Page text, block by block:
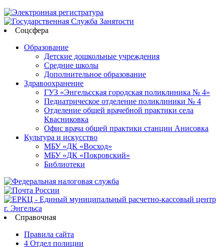
Соцсфера
Образование
Детские дошкольные учреждения
Средние школы
Дополнительное образование
Здравоохранение
ГУЗ «Энгельсская городская поликлиника № 4»
Педиатрическое отделение поликлиники № 4
Отделение общей врачебной практики села
Квасниковка
Офис врача общей практики станции Анисовка
Культура и искусство
МБУ «ДК «Восход»
МБУ «ДК «Покровский»
Библиотеки
Справочная
Правила сайта
4 Отдел полиции